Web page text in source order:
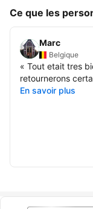
Ce que les
Marc
Belgique
« Tout etait tres
retournerons
En savoir plus